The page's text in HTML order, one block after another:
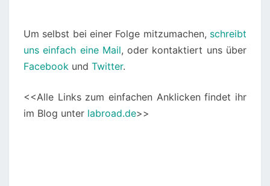
Um selbst bei einer Folge mitzumachen, schreibt
uns einfach eine Mail, oder kontaktiert uns über
Facebook und Twitter.
<<Alle Links zum einfachen Anklicken findet ihr
im Blog unter labroad.de>>